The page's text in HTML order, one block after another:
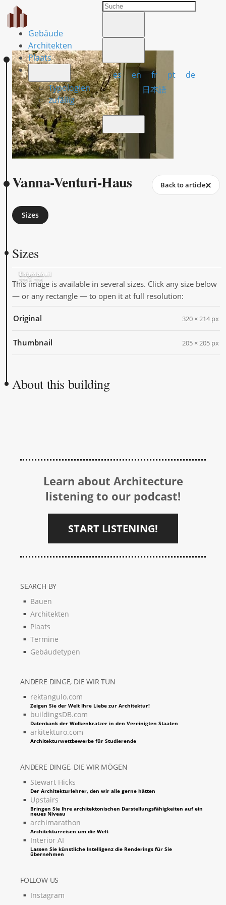
Gebäude
Architekten
Plaats
Typologien
zufällig
es en fr pt
de
日本語
Vanna-Venturi-Haus Back to article
Sizes
Sizes
Original
320 × 214
Thumbnail
205 × 205
This image is available in several sizes. Click any size below
— or any rectangle — to open it at full resolution:
Original 320 × 214 px
Thumbnail 205 × 205 px
About this building
Learn about Architecture
listening to our podcast!
START LISTENING!
SEARCH BY
Bauen
Architekten
Plaats
Termine
Gebäudetypen
ANDERE DINGE, DIE WIR TUN
rektangulo.com
Zeigen Sie der Welt Ihre Liebe zur Architektur!
buildingsDB.com
Datenbank der Wolkenkratzer in den Vereinigten Staaten
arkitekturo.com
Architekturwettbewerbe für Studierende
ANDERE DINGE, DIE WIR MÖGEN
Stewart Hicks
Der Architekturlehrer, den wir alle gerne hätten
Upstairs
Bringen Sie Ihre architektonischen Darstellungsfähigkeiten auf ein
neues Niveau
archimarathon
Architekturreisen um die Welt
Interior AI
Lassen Sie künstliche Intelligenz die Renderings für Sie
übernehmen
FOLLOW US
Instagram